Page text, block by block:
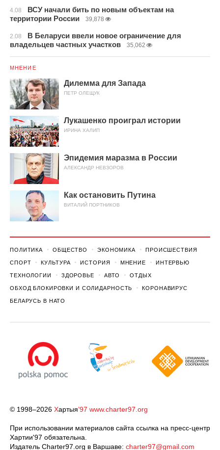
4.08
ВСУ начали бить по новым объектам на
территории России
39,878
2.08
В Беларуси ввели новое ограничение для
владельцев частных участков
35,062
МНЕНИЕ
Дилемма для Запада
ПЕТР ОЛЕЩУК
Лукашенко проиграл истории
ИРИНА ХАЛИП
Эпидемия маразма в России
АЛЕКСАНДР НЕВЗОРОВ
Как остановить Путина
ВИТАЛИЙ ПОРТНИКОВ
ПОЛИТИКА ОБЩЕСТВО ЭКОНОМИКА ПРОИСШЕСТВИЯ
СПОРТ КУЛЬТУРА ИСТОРИЯ МНЕНИЕ ИНТЕРВЬЮ
ТЕХНОЛОГИИ ЗДОРОВЬЕ АВТО ОТДЫХ
ОБХОД БЛОКИРОВКИ И СОЛИДАРНОСТЬ КОРОНАВИРУС
БЕЛАРУСЬ В НАТО
© 1998–2026 Хартыя’97 www.charter97.org
При использовании материалов сайта ссылка на пресс-центр
Хартии'97 обязательна.
Издатель Charter97.org в Варшаве: charter97@gmail.com